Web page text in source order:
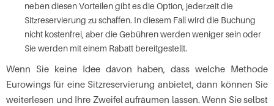
neben diesen Vorteilen gibt es die Option, jederzeit die
Sitzreservierung zu schaffen. In diesem Fall wird die Buchung
nicht kostenfrei, aber die Gebühren werden weniger sein oder
Sie werden mit einem Rabatt bereitgestellt.
Wenn Sie keine Idee davon haben, dass welche Methode
Eurowings für eine Sitzreservierung anbietet, dann können Sie
weiterlesen und Ihre Zweifel aufräumen lassen. Wenn Sie selbst